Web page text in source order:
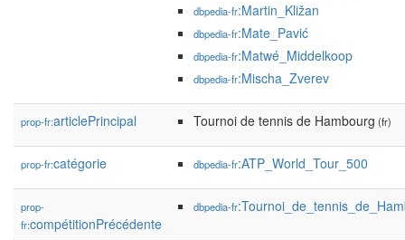
dbpedia-fr:Martin_Kližan
dbpedia-fr:Mate_Pavić
dbpedia-fr:Matwé_Middelkoop
dbpedia-fr:Mischa_Zverev
prop-fr:articlePrincipal Tournoi de tennis de Hambourg (fr)
prop-fr:catégorie dbpedia-fr:ATP_World_Tour_500
prop-
fr:compétitionPrécédente
dbpedia-fr